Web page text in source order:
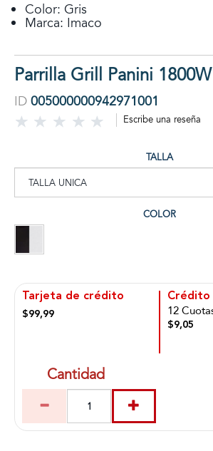
Color: Gris
Marca: Imaco
Parrilla Grill Panini
ID 005000000942971001
Escribe una reseña
TALLA
COLOR
Tarjeta de crédito
$99,99 12
$9,05
Cantidad